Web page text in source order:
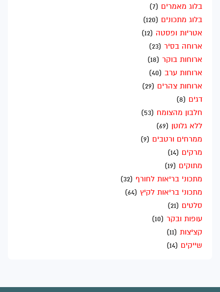
בלוג מאמרים (7)
בלוג מתכונים (120)
אטריות ופסטה (12)
ארוחה בסיר (23)
ארוחות בוקר (18)
ארוחות ערב (40)
ארוחות צהרים (29)
דגים (8)
חלבון מהצומח (53)
ללא גלוטן (69)
ממרחים ורטבים (9)
מרקים (14)
מתוקים (19)
מתכוני בריאות לחורף (32)
מתכוני בריאות לקיץ (64)
סלטים (21)
עופות ובקר (10)
קציצות (11)
שייקים (14)